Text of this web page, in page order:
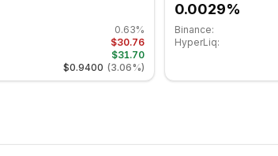
0.63%
$30.76
$31.70
$0.9400 (3.06%)
0.0029%
Binance:
HyperLiq: